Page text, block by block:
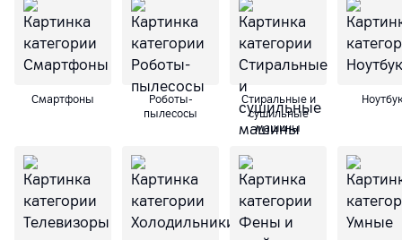
Смартфоны
Роботы-
пылесосы
Cтиральные и
сушильные
машины